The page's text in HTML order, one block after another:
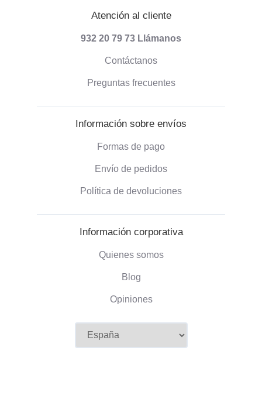
Atención al cliente
932 20 79 73 Llámanos
Contáctanos
Preguntas frecuentes
Información sobre envíos
Formas de pago
Envío de pedidos
Política de devoluciones
Información corporativa
Quienes somos
Blog
Opiniones